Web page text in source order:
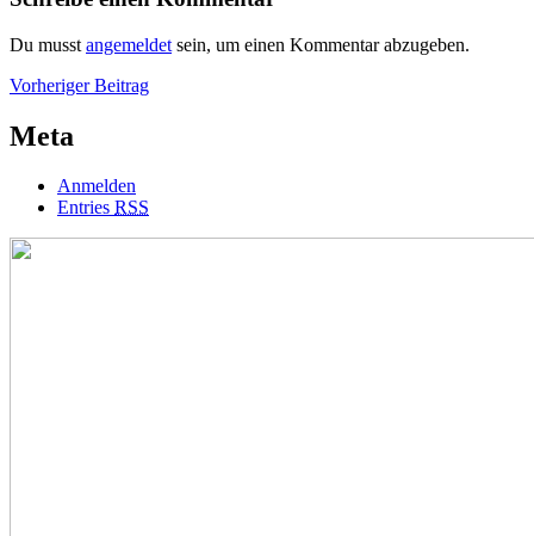
Du musst angemeldet sein, um einen Kommentar abzugeben.
Beitragsnavigation
Vorheriger BeitragVorheriger
Meta
Anmelden
Entries RSS